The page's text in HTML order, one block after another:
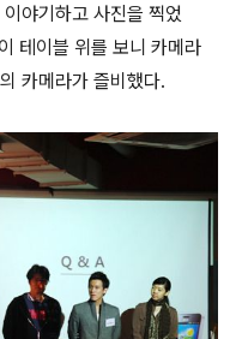
야기하고 사진을 찍었
테이블 위를 보니 카메라
카메라가 즐비했다.